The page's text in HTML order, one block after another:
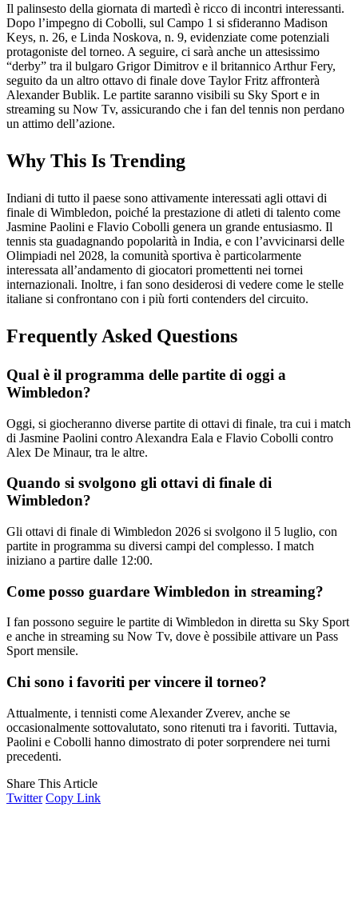
Il palinsesto della giornata di martedì è ricco di incontri interessanti.
Dopo l’impegno di Cobolli, sul Campo 1 si sfideranno Madison
Keys, n. 26, e Linda Noskova, n. 9, evidenziate come potenziali
protagoniste del torneo. A seguire, ci sarà anche un attesissimo
“derby” tra il bulgaro Grigor Dimitrov e il britannico Arthur Fery,
seguito da un altro ottavo di finale dove Taylor Fritz affronterà
Alexander Bublik. Le partite saranno visibili su Sky Sport e in
streaming su Now Tv, assicurando che i fan del tennis non perdano
un attimo dell’azione.
Why This Is Trending
Indiani di tutto il paese sono attivamente interessati agli ottavi di
finale di Wimbledon, poiché la prestazione di atleti di talento come
Jasmine Paolini e Flavio Cobolli genera un grande entusiasmo. Il
tennis sta guadagnando popolarità in India, e con l’avvicinarsi delle
Olimpiadi nel 2028, la comunità sportiva è particolarmente
interessata all’andamento di giocatori promettenti nei tornei
internazionali. Inoltre, i fan sono desiderosi di vedere come le stelle
italiane si confrontano con i più forti contenders del circuito.
Frequently Asked Questions
Qual è il programma delle partite di oggi a
Wimbledon?
Oggi, si giocheranno diverse partite di ottavi di finale, tra cui i match
di Jasmine Paolini contro Alexandra Eala e Flavio Cobolli contro
Alex De Minaur, tra le altre.
Quando si svolgono gli ottavi di finale di
Wimbledon?
Gli ottavi di finale di Wimbledon 2026 si svolgono il 5 luglio, con
partite in programma su diversi campi del complesso. I match
iniziano a partire dalle 12:00.
Come posso guardare Wimbledon in streaming?
I fan possono seguire le partite di Wimbledon in diretta su Sky Sport
e anche in streaming su Now Tv, dove è possibile attivare un Pass
Sport mensile.
Chi sono i favoriti per vincere il torneo?
Attualmente, i tennisti come Alexander Zverev, anche se
occasionalmente sottovalutato, sono ritenuti tra i favoriti. Tuttavia,
Paolini e Cobolli hanno dimostrato di poter sorprendere nei turni
precedenti.
Share This Article
Twitter Copy Link